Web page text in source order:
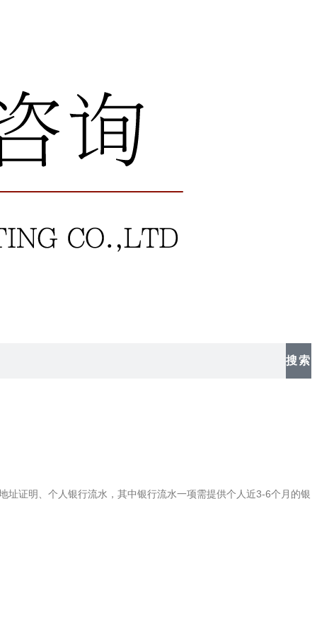
搜索
证明、个人银行流水，其中银行流水一项需提供个人近3-6个月的银